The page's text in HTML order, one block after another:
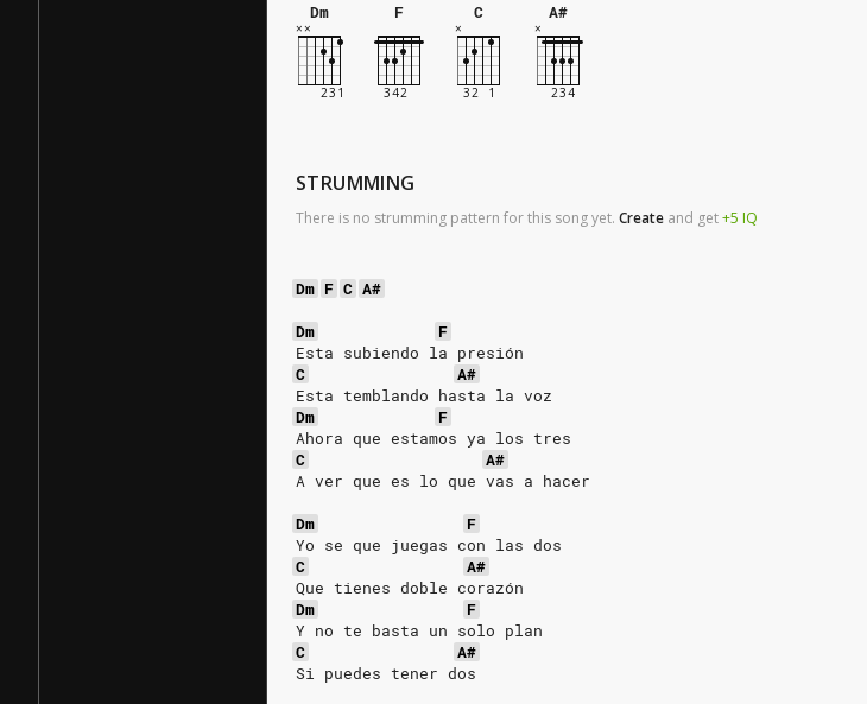
Dm
F C A#
STRUMMING
There is no strumming pattern for this song yet. Create and get+5 IQ
Dm F C A#
Dm
F
Esta subiendo la presión
C
A#
Esta temblando hasta la voz
Dm
F
Ahora que estamos ya los tres
C
A#
A ver que es lo que vas a hacer
Dm
F
Yo se que juegas con las dos
C
A#
Que tienes doble corazón
Dm
F
Y no te basta un solo plan
C
A#
Si puedes tener dos